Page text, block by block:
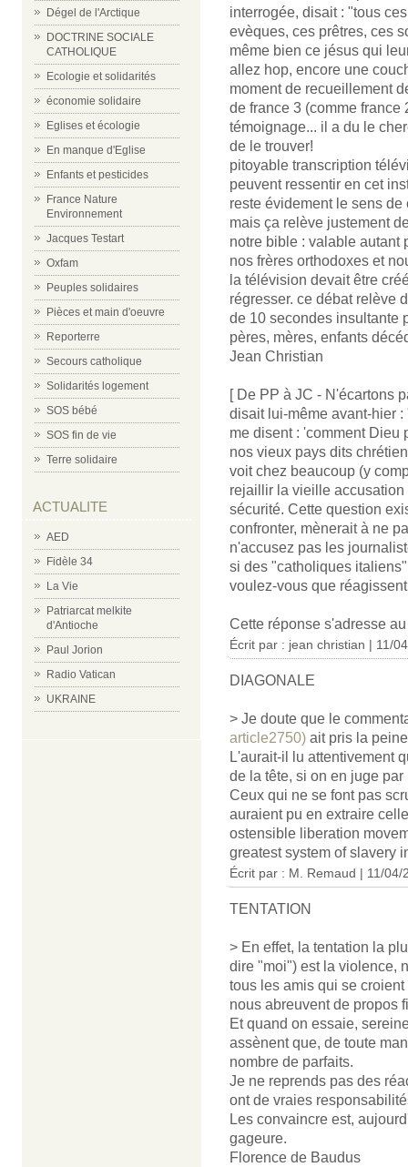
Dégel de l'Arctique
DOCTRINE SOCIALE
CATHOLIQUE
Ecologie et solidarités
économie solidaire
Eglises et écologie
En manque d'Eglise
Enfants et pesticides
France Nature
Environnement
Jacques Testart
Oxfam
Peuples solidaires
Pièces et main d'oeuvre
Reporterre
Secours catholique
Solidarités logement
SOS bébé
SOS fin de vie
Terre solidaire
ACTUALITE
AED
Fidèle 34
La Vie
Patriarcat melkite
d'Antioche
Paul Jorion
Radio Vatican
UKRAINE
interrogée, disait : "tous
evèques, ces prêtres, ces
même bien ce jésus qui
allez hop, encore une
moment de recueillement
de france 3 (comme
témoignage... il a du le
de le trouver!
pitoyable transcription
peuvent ressentir en cet
reste évidement le sens
mais ça relève justement
notre bible : valable autant
nos frères orthodoxes et
la télévision devait être
régresser. ce débat relève
de 10 secondes insultante
pères, mères, enfants
Jean Christian
[ De PP à JC - N'écartons
disait lui-même avant-hier
me disent : 'comment Dieu
nos vieux pays dits
voit chez beaucoup (y
rejaillir la vieille
sécurité. Cette question
confronter, mènerait à ne
n'accusez pas les
si des "catholiques
voulez-vous que
Cette réponse s'adresse
Écrit par : jean christian | 11/
DIAGONALE
> Je doute que le
article2750) ait pris la
L'aurait-il lu attentivement
de la tête, si on en juge
Ceux qui ne se font pas
auraient pu en extraire
ostensible liberation
greatest system of slavery
Écrit par : M. Remaud | 11/04/
TENTATION
> En effet, la tentation la
dire "moi") est la violence,
tous les amis qui se
nous abreuvent de propos
Et quand on essaie,
assènent que, de toute
nombre de parfaits.
Je ne reprends pas des
ont de vraies
Les convaincre est,
gageure.
Florence de Baudus